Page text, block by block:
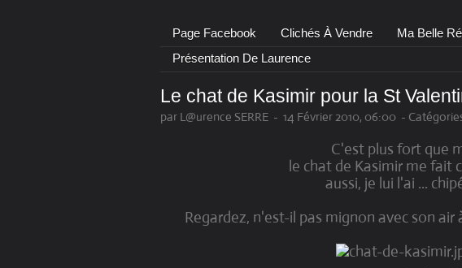
Page Facebook Clichés À Vendre Ma Belle
Présentation De Laurence
Le chat de Kasimir pour la St
par L@urence SERRE - 14 Février 2010, 06:00 -
C'est plus fort que
le chat de Kasimir me fait
aussi, je lui l'ai ...
Regardez, n'est-il pas mignon avec son air